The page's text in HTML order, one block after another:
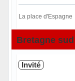
La place d'Espagne
Hors ligne
Bretagne sud
Invité